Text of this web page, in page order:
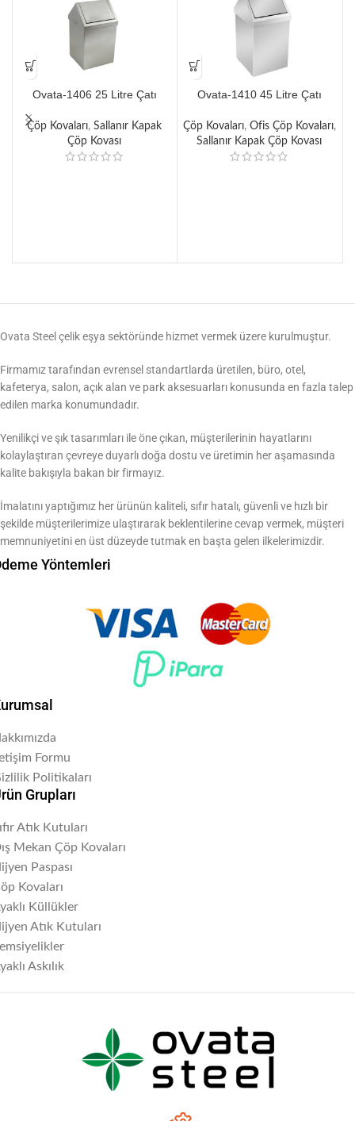
Ovata-1406 25 Litre Çatı
Çöp Kovaları,Sallanır Kapak
Çöp Kovası
Ovata-1410 45 Litre Çatı
Çöp Kovaları, Ofis Çöp Kovaları,
Sallanır Kapak Çöp Kovası
Ovata Steel çelik eşya sektöründe hizmet vermek üzere kurulmuştur.
Firmamız tarafından evrensel standartlarda üretilen, büro, otel,
kafeterya, salon, açık alan ve park aksesuarları konusunda en fazla talep
edilen marka konumundadır.
Yenilikçi ve şık tasarımları ile öne çıkan, müşterilerinin hayatlarını
kolaylaştıran çevreye duyarlı doğa dostu ve üretimin her aşamasında
kalite bakışıyla bakan bir firmayız.
İmalatını yaptığımız her ürünün kaliteli, sıfır hatalı, güvenli ve hızlı bir
şekilde müşterilerimize ulaştırarak beklentilerine cevap vermek, müşteri
memnuniyetini en üst düzeyde tutmak en başta gelen ilkelerimizdir.
Yöntemleri
Formu
Politikaları
Grupları
Atık Kutuları
Mekan Çöp Kovaları
Paspası
Kovaları
Küllükler
Atık Kutuları
Askılık